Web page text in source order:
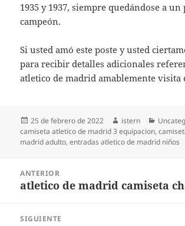
1935 y 1937, siempre quedándose a
campeón.
Si usted amó este poste y usted
para recibir detalles adicionales
atletico de madrid amablemente visita
Publicado
el
25 de febrero de 2022 Autor
istern
camiseta atletico de madrid 3 equipacion,
madrid adulto,entradas atletico de madrid niños
entradas
ANTERIOR
Entrada
atletico de madrid camiseta
SIGUIENTE